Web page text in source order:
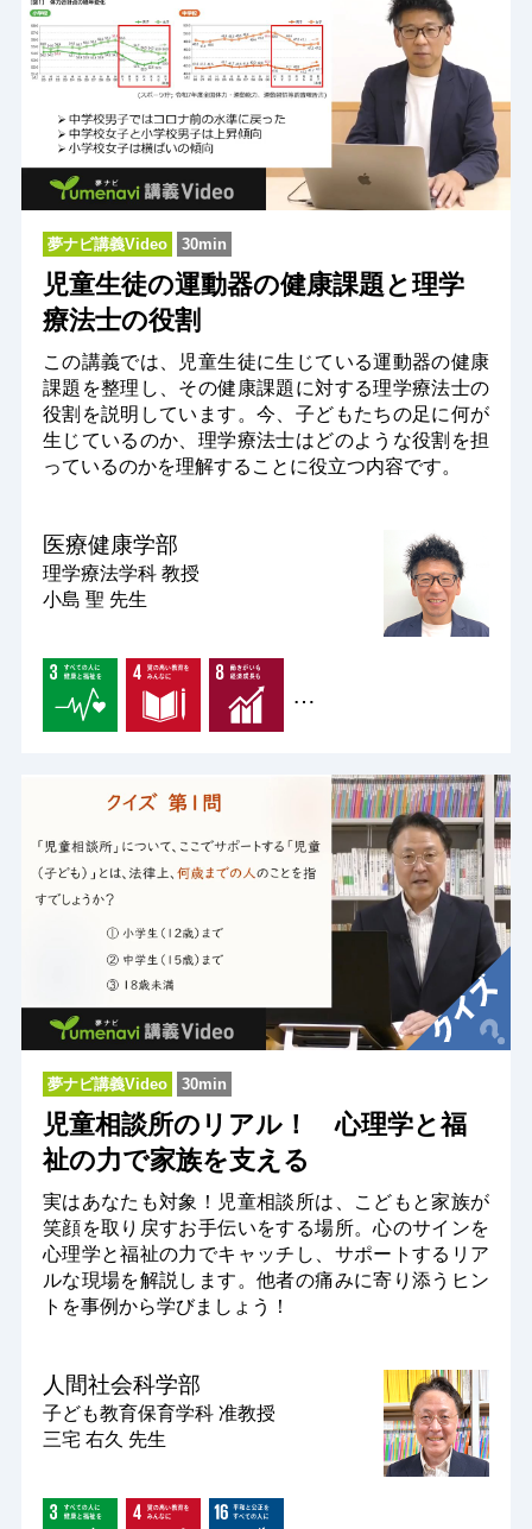
夢ナビ講義Video 30min
児童生徒の運動器の健康課題と理学
療法士の役割
この講義では、児童生徒に生じている運動器の健康
課題を整理し、その健康課題に対する理学療法士の
役割を説明しています。今、子どもたちの足に何が
生じているのか、理学療法士はどのような役割を担
っているのかを理解することに役立つ内容です。
医療健康学部
理学療法学科 教授
小島 聖 先生
…
夢ナビ講義Video 30min
児童相談所のリアル！ 心理学と福
祉の力で家族を支える
実はあなたも対象！児童相談所は、こどもと家族が
笑顔を取り戻すお手伝いをする場所。心のサインを
心理学と福祉の力でキャッチし、サポートするリア
ルな現場を解説します。他者の痛みに寄り添うヒン
トを事例から学びましょう！
人間社会科学部
子ども教育保育学科 准教授
三宅 右久 先生